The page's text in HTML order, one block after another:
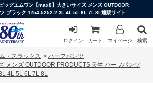
ッグエムワン【max8】大きいサイズ メンズ OUTDOOR
ブラック 1254-5252-2 3L 4L 5L 6L 7L 8L通販サイト
ログイン カート マイページ 検索
・スラックス > ハーフパンツ
メンズ OUTDOOR PRODUCTS 天竺 ハーフパンツ
4L 5L 6L 7L 8L